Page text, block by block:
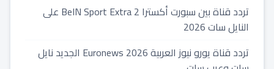
min
read
قراءة
تردد قناة بين سبورت أكسترا 2 BeIN Sport Extra على
النايل سات 2026
تردد قناة يورو نيوز العربية 2026 Euronews الجديد نايل